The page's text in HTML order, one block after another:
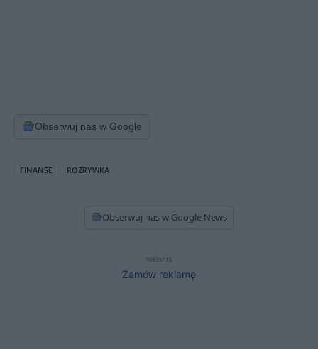
Obserwuj nas w Google
FINANSE ROZRYWKA
Obserwuj nas w Google News
reklama
Zamów reklamę